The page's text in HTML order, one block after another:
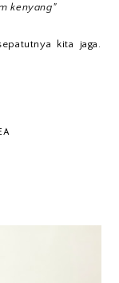
kenyang"
kita jaga.